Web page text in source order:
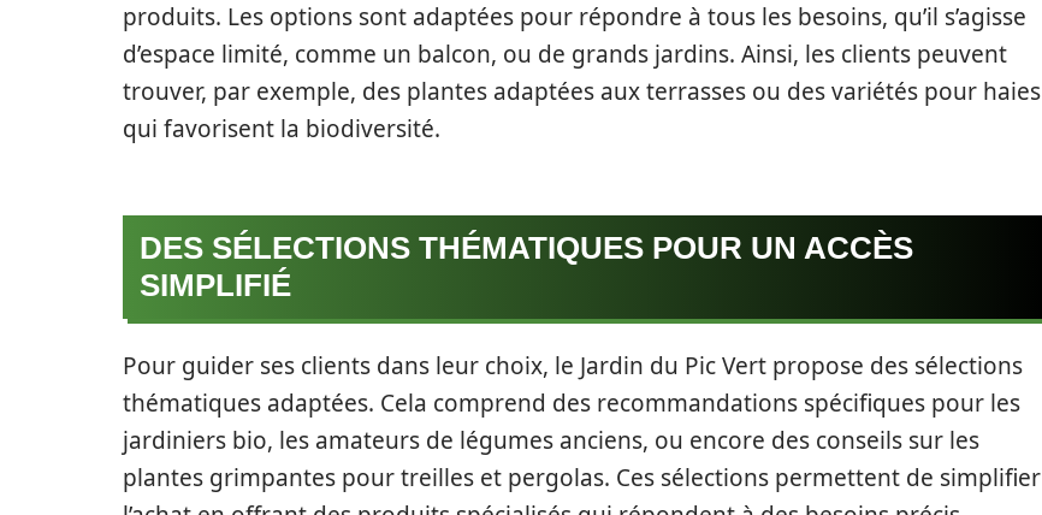
produits. Les options sont adaptées pour répondre à tous les besoins, qu’il s’agisse
d’espace limité, comme un balcon, ou de grands jardins. Ainsi, les clients peuvent
trouver, par exemple, des plantes adaptées aux terrasses ou des variétés pour haies
qui favorisent la biodiversité.
DES SÉLECTIONS THÉMATIQUES POUR UN ACCÈS
SIMPLIFIÉ
Pour guider ses clients dans leur choix, le Jardin du Pic Vert propose des sélections
thématiques adaptées. Cela comprend des recommandations spécifiques pour les
jardiniers bio, les amateurs de légumes anciens, ou encore des conseils sur les
plantes grimpantes pour treilles et pergolas. Ces sélections permettent de simplifier